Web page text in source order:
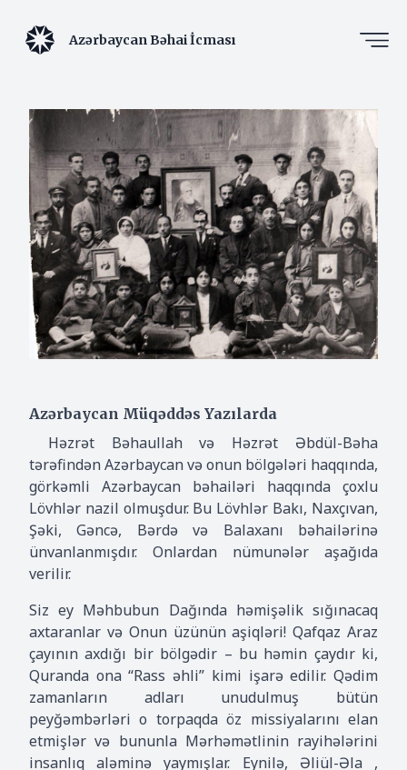
Azərbaycan Bəhai İcması
Azərbaycan Müqəddəs Yazılarda
Həzrət Bəhaullah və Həzrət Əbdül-Bəha
tərəfindən Azərbaycan və onun bölgələri haqqında,
görkəmli Azərbaycan bəhailəri haqqında çoxlu
Lövhlər nazil olmuşdur. Bu Lövhlər Bakı, Naxçıvan,
Şəki, Gəncə, Bərdə və Balaxanı bəhailərinə
ünvanlanmışdır. Onlardan nümunələr aşağıda
verilir.
Siz ey Məhbubun Dağında həmişəlik sığınacaq
axtaranlar və Onun üzünün aşiqləri! Qafqaz Araz
çayının axdığı bir bölgədir – bu həmin çaydır ki,
Quranda ona “Rass əhli” kimi işarə edilir. Qədim
zamanların adları unudulmuş bütün
peyğəmbərləri o torpaqda öz missiyalarını elan
etmişlər və bununla Mərhəmətlinin rayihələrini
insanlıq aləminə yaymışlar. Eynilə, Əliül-Əla ,